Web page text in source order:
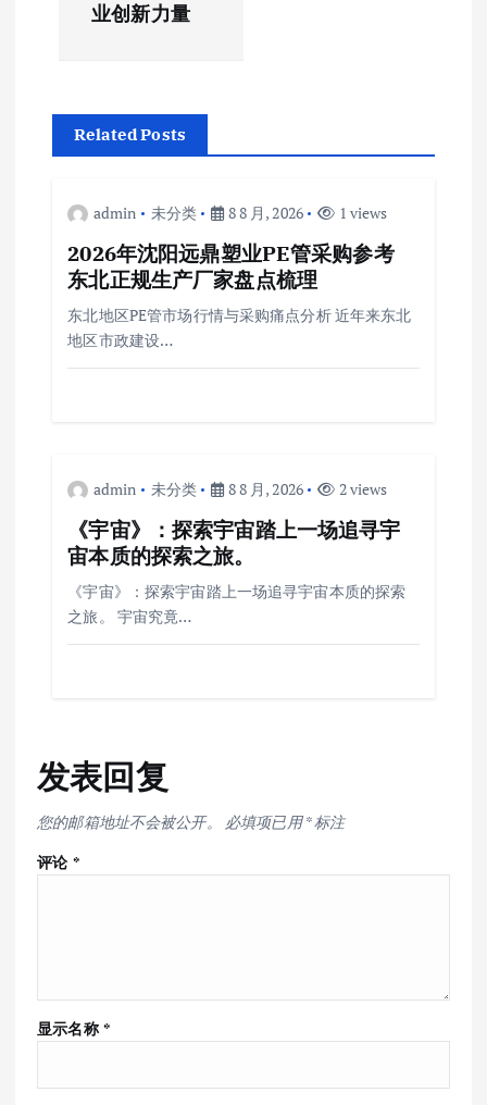
业创新力量
Related Posts
admin 未分类 8 8 月, 2026 1 views
2026年沈阳远鼎塑业PE管采购参考
东北正规生产厂家盘点梳理
东北地区PE管市场行情与采购痛点分析 近年来东北
地区市政建设…
admin 未分类 8 8 月, 2026 2 views
《宇宙》：探索宇宙踏上一场追寻宇
宙本质的探索之旅。
《宇宙》：探索宇宙踏上一场追寻宇宙本质的探索
之旅。 宇宙究竟…
发表回复
您的邮箱地址不会被公开。 必填项已用*标注
评论 *
显示名称 *